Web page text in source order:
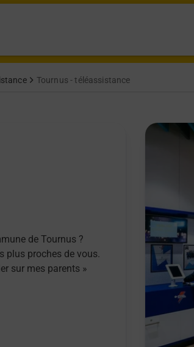
Tournus - téléassistance
de Tournus ?
plus proches de vous.
sur mes parents »